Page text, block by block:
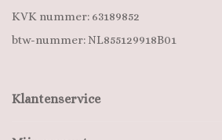
KVK nummer: 63189852
btw-nummer: NL855129918B01
Klantenservice